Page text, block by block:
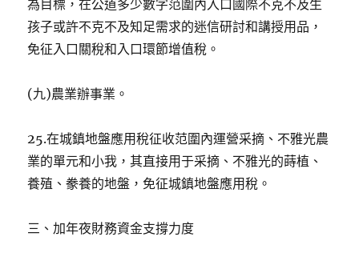
為目標，在公道多少數字范圍內入口國際不克不及生
孩子或許不克不及知足需求的迷信研討和講授用品，
免征入口關稅和入口環節增值稅。
(九)農業辦事業。
25.在城鎮地盤應用稅征收范圍內運營采摘、不雅光農
業的單元和小我，其直接用于采摘、不雅光的蒔植、
養殖、豢養的地盤，免征城鎮地盤應用稅。
三、加年夜財務資金支撐力度